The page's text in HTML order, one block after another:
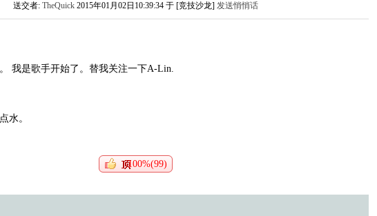
送交者: TheQuick2015年01月02日10:39:34 于 [竞技沙龙] 发送悄悄话
我是歌手开始了。替我关注一下A-Lin.
水。
100%(99)